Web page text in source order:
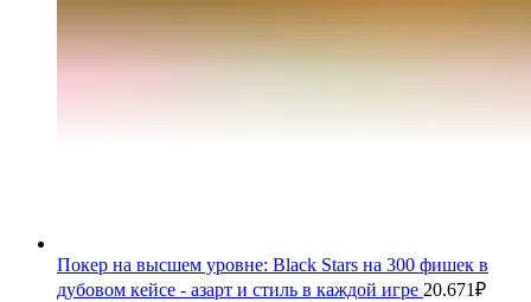
Покер на высшем уровне: Black Stars на 300 фишек в
дубовом кейсе - азарт и стиль в каждой игре 20.671₽